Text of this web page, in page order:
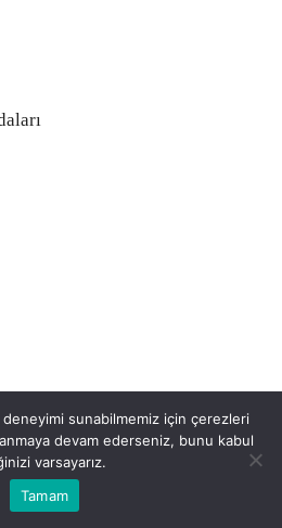
sunabilmemiz için çerezleri
devam ederseniz, bunu kabul
varsayarız.
Tamam